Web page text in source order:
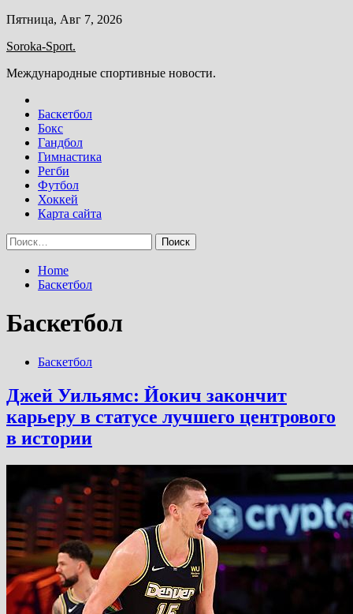
Skip
content
Пятница, Авг 7, 2026
Soroka-Sport.
Международные спортивные новости.
Баскетбол
Бокс
Гандбол
Гимнастика
Регби
Футбол
Хоккей
Карта сайта
Найти:
Home
Баскетбол
Баскетбол
Баскетбол
Джей Уильямс: Йокич закончит
карьеру в статусе лучшего центрового
в истории